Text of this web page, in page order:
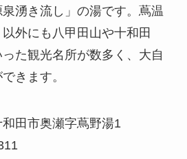
湧き流し」の湯です。蔦温
外にも八甲田山や十和田
た観光名所が数多く、大自
きます。
和田市奥瀬字蔦野湯1